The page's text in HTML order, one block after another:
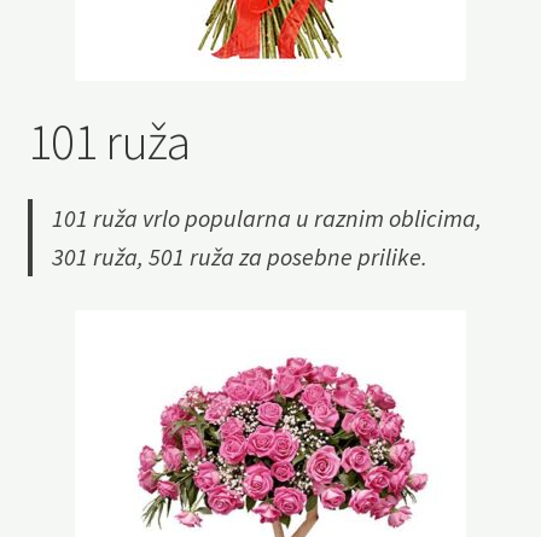
101 ruža
101 ruža vrlo popularna u raznim oblicima,
301 ruža, 501 ruža za posebne prilike.